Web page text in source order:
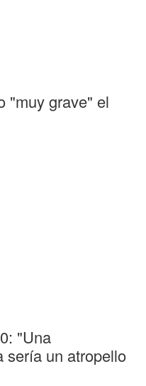
"muy grave" el
"Una
sería un atropello